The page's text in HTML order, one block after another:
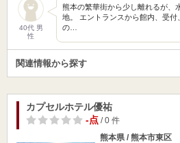
40代 男
性
熊本の繁華街から少し離れるが、
地。 エントランスから館内、受
の…
関連情報から探す
カプセルホテル優祐
-点/ 0 件
熊本県 / 熊本市東区